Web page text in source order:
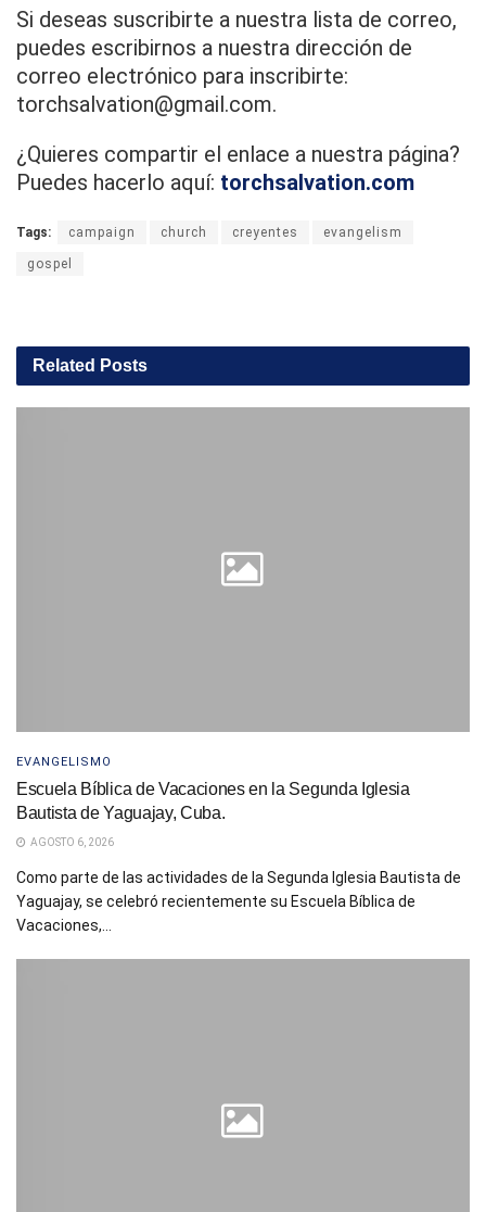
Si deseas suscribirte a nuestra lista de correo,
puedes escribirnos a nuestra dirección de
correo electrónico para inscribirte:
torchsalvation@gmail.com.
¿Quieres compartir el enlace a nuestra página?
Puedes hacerlo aquí: torchsalvation.com
Tags: campaign church creyentes evangelism
gospel
Related Posts
EVANGELISMO
Escuela Bíblica de Vacaciones en la Segunda Iglesia
Bautista de Yaguajay, Cuba.
AGOSTO 6, 2026
Como parte de las actividades de la Segunda Iglesia Bautista de
Yaguajay, se celebró recientemente su Escuela Bíblica de
Vacaciones,...